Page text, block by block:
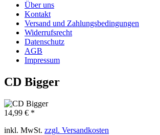
Über uns
Kontakt
Versand und Zahlungsbedingungen
Widerrufsrecht
Datenschutz
AGB
Impressum
CD Bigger
14,99 € *
inkl. MwSt. zzgl. Versandkosten